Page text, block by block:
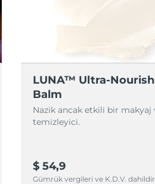
LUNA™ Ultra-
Balm
Nazik ancak etkili bir makyaj
temizleyici.
$ 54,9
Gümrük vergileri ve K.D.V.